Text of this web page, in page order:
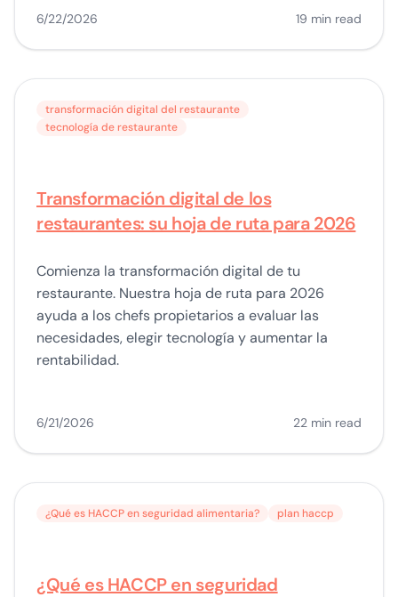
6/22/2026 19 min read
transformación digital del restaurante
tecnología de restaurante
Transformación digital de los
restaurantes: su hoja de ruta para 2026
Comienza la transformación digital de tu
restaurante. Nuestra hoja de ruta para 2026
ayuda a los chefs propietarios a evaluar las
necesidades, elegir tecnología y aumentar la
rentabilidad.
6/21/2026 22 min read
¿Qué es HACCP en seguridad alimentaria? plan haccp
¿Qué es HACCP en seguridad